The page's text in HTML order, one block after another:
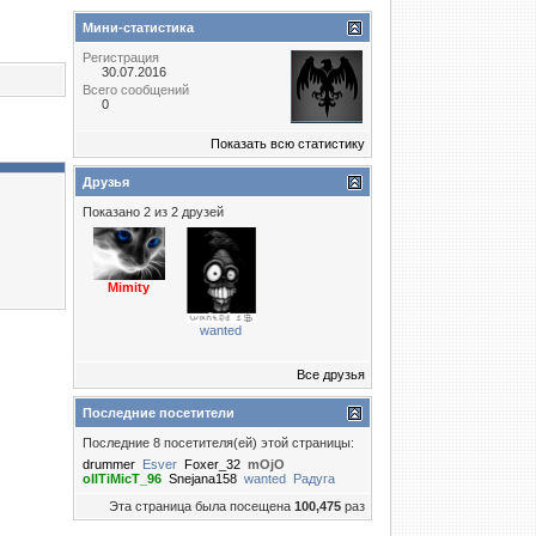
Мини-статистика
Регистрация
30.07.2016
Всего сообщений
0
Показать всю статистику
Друзья
Показано 2 из 2 друзей
Mimity
wanted
Все друзья
Последние посетители
Последние 8 посетителя(ей) этой страницы:
drummer Esver Foxer_32 mOjO
oIITiMicT_96 Snejana158 wanted Радуга
Эта страница была посещена 100,475 раз